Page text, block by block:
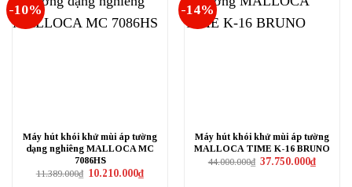
-10%
Máy hút khói khử mùi áp tường
dạng nghiêng MALLOCA MC
7086HS
11.389.000₫ Giá
10.210.000₫Giá
hiện
-14%
Máy hút khói khử mùi áp tường
MALLOCA TIME K-16 BRUNO
44.000.000₫ Giá
37.750.000₫Giá
hiện